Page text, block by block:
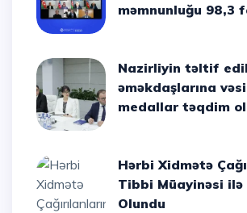
məmnunluğu 98,3
Nazirliyin təltif edilmiş
əməkdaşlarına
medallar təqdim
Hərbi Xidmətə Çağırılanların
Tibbi Müayinəsi ilə
Olundu